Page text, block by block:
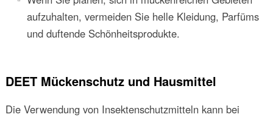
aufzuhalten, vermeiden Sie helle Kleidung, Parfüms
und duftende Schönheitsprodukte.
DEET Mückenschutz und Hausmittel
Die Verwendung von Insektenschutzmitteln kann bei